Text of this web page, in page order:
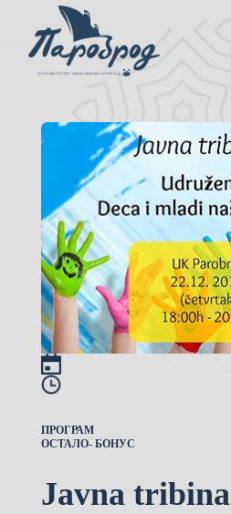
ПРОГРАМ
ОСТАЛО- БОНУС
Javna tribina